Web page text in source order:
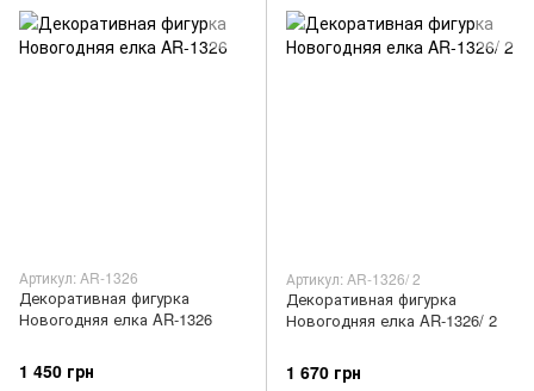
Артикул: AR-1326
Декоративная фигурка
Новогодняя елка AR-1326
1 450 грн
Артикул: AR-1326/ 2
Декоративная фигурка
Новогодняя елка AR-1326/ 2
1 670 грн